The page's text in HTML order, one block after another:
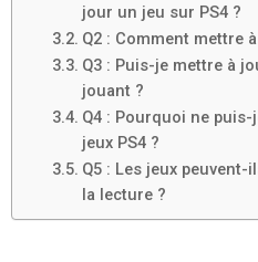
jour un jeu sur PS4 ?
Q2 : Comment mettre
Q3 : Puis-je mettre à
jouant ?
Q4 : Pourquoi ne
jeux PS4 ?
Q5 : Les jeux
la lecture ?